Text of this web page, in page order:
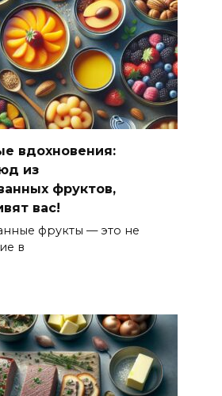
вдохновения:
из
фруктов,
вас!
фрукты — это не
в